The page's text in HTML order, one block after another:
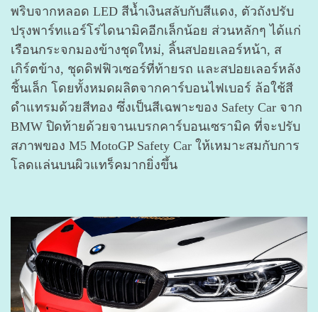
พริบจากหลอด LED สีน้ำเงินสลับกับสีแดง, ตัวถังปรับ
ปรุงพาร์ทแอร์โร่ไดนามิคอีกเล็กน้อย ส่วนหลักๆ ได้แก่
เรือนกระจกมองข้างชุดใหม่, ลิ้นสปอยเลอร์หน้า, ส
เกิร์ตข้าง, ชุดดิฟฟิวเซอร์ที่ท้ายรถ และสปอยเลอร์หลัง
ชิ้นเล็ก โดยทั้งหมดผลิตจากคาร์บอนไฟเบอร์ ล้อใช้สี
ดำแทรมด้วยสีทอง ซึ่งเป็นสีเฉพาะของ Safety Car จาก
BMW ปิดท้ายด้วยจานเบรกคาร์บอนเซรามิค ที่จะปรับ
สภาพของ M5 MotoGP Safety Car ให้เหมาะสมกับการ
โลดแล่นบนผิวแทร็คมากยิ่งขึ้น